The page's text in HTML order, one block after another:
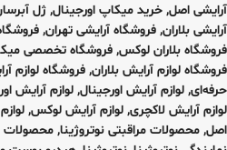
آرایشی اصل, خرید میکاپ اورجینال, ژل
آرایشی بلاران, فروشگاه آرایشی تهران,
فروشگاه بلاران لوکس, فروشگاه تخصصی
فروشگاه لوازم آرایش بلاران, فروشگاه لوازم
حرفه‌ای, لوازم آرایش اورجینال, لوازم آرایش
لوازم آرایش لاکچری, لوازم آرایش لوکس,
اصل, محصولات مراقبتی نوتروژینا, محصولات